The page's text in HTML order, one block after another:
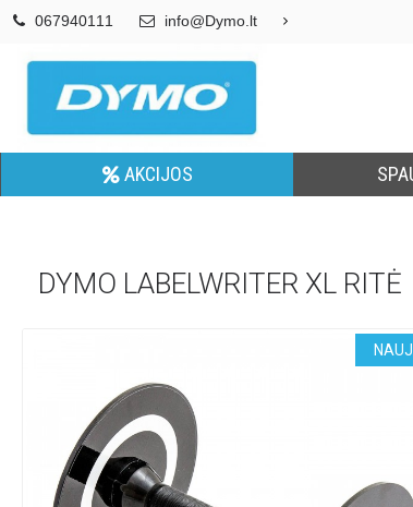
067940111 info@Dymo.lt
AKCIJOS
DYMO LABELWRITER XL RITĖ